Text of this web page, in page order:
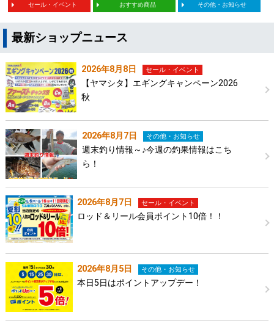
セール・イベント おすすめ商品 その他・お知らせ
最新ショップニュース
2026年8月8日 セール・イベント
【ヤマシタ】エギングキャンペーン2026
秋
2026年8月7日 その他・お知らせ
週末釣り情報～♪今週の釣果情報はこち
ら！
2026年8月7日 セール・イベント
ロッド＆リール会員ポイント10倍！！
2026年8月5日 その他・お知らせ
本日5日はポイントアップデー！